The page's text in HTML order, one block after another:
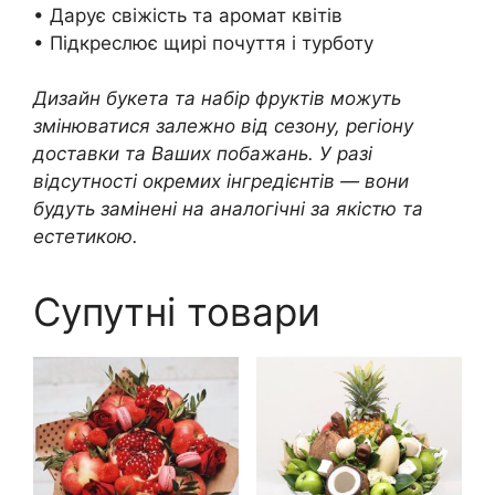
• Дарує свіжість та аромат квітів
• Підкреслює щирі почуття і турботу
Дизайн букета та набір фруктів можуть
змінюватися залежно від сезону, регіону
доставки та Ваших побажань. У разі
відсутності окремих інгредієнтів — вони
будуть замінені на аналогічні за якістю та
естетикою.
Супутні товари